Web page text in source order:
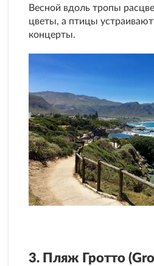
Весной вдоль тропы
цветы, а птицы
концерты.
3. Пляж Гротто